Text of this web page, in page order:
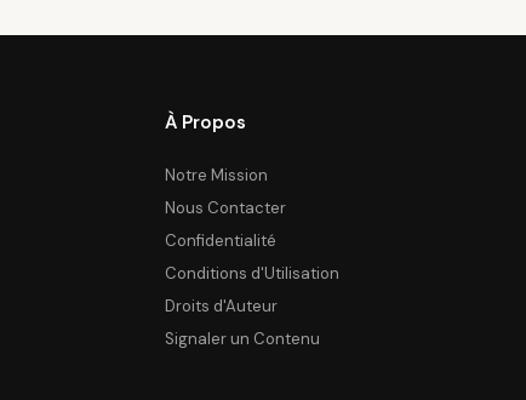
À Propos
Notre Mission
Nous Contacter
Confidentialité
Conditions d'Utilisation
Droits d'Auteur
Signaler un Contenu